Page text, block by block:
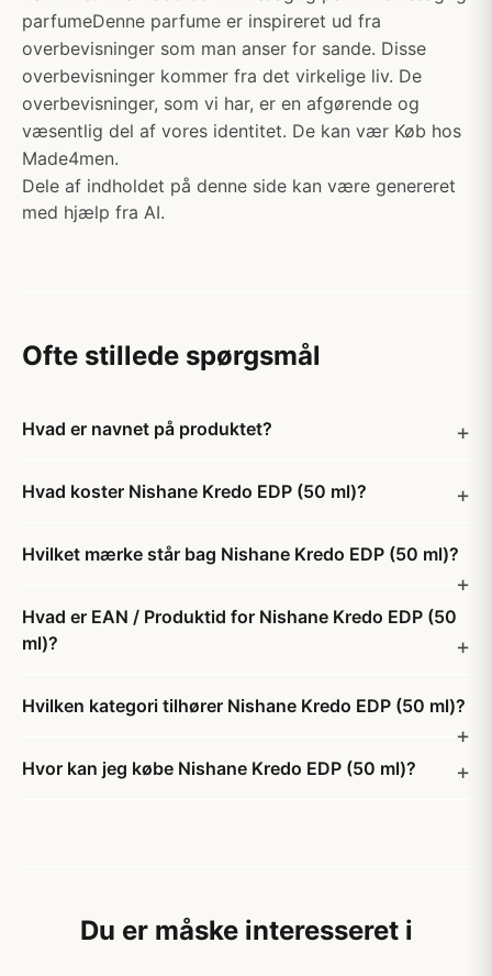
parfumeDenne parfume er inspireret ud fra
overbevisninger som man anser for sande. Disse
overbevisninger kommer fra det virkelige liv. De
overbevisninger, som vi har, er en afgørende og
væsentlig del af vores identitet. De kan vær Køb hos
Made4men.
Dele af indholdet på denne side kan være genereret
med hjælp fra AI.
Ofte stillede spørgsmål
Hvad er navnet på produktet?
Hvad koster Nishane Kredo EDP (50 ml)?
Hvilket mærke står bag Nishane Kredo EDP (50 ml)?
Hvad er EAN / Produktid for Nishane Kredo EDP (50
ml)?
Hvilken kategori tilhører Nishane Kredo EDP (50 ml)?
Hvor kan jeg købe Nishane Kredo EDP (50 ml)?
Du er måske interesseret i